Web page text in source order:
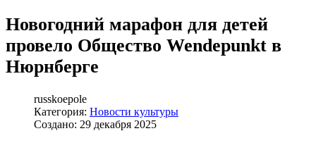
Новогодний марафон для детей
провело Общество Wendepunkt в
Нюрнберге
russkoepole
Категория: Новости культуры
Создано: 29 декабря 2025